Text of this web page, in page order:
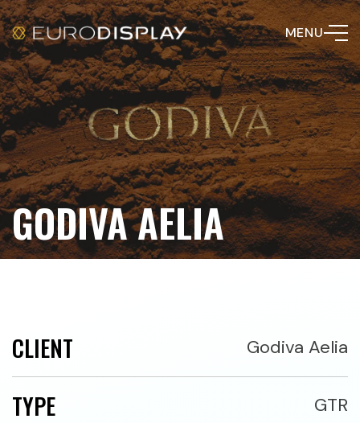
MENU
GODIVA AELIA
CLIENT Godiva Aelia
TYPE GTR